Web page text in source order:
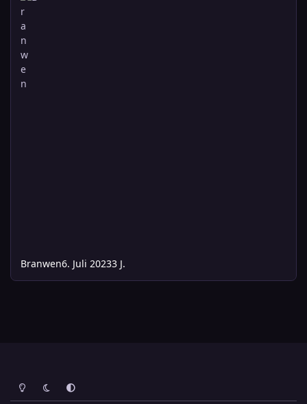
Branwen6. Juli 20233 J.
Heller ModusDunkler ModusSystemeinstellung